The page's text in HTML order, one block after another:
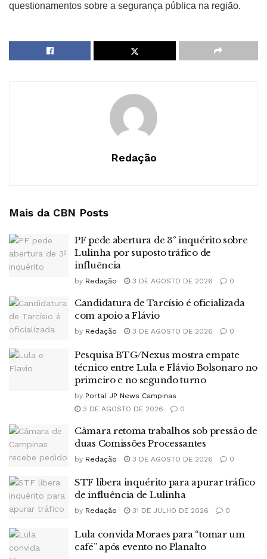
questionamentos sobre a segurança pública na região.
Redação
Mais da CBN Posts
PF pede abertura de 3º inquérito sobre
Lulinha por suposto tráfico de
influência
by Redação 3 DE AGOSTO DE 2026 0
Candidatura de Tarcísio é oficializada
com apoio a Flávio
by Redação 3 DE AGOSTO DE 2026 0
Pesquisa BTG/Nexus mostra empate
técnico entre Lula e Flávio Bolsonaro no
primeiro e no segundo turno
by Portal JP News Campinas
3 DE AGOSTO DE 2026
0
Câmara retoma trabalhos sob pressão de
duas Comissões Processantes
by Redação 3 DE AGOSTO DE 2026 0
STF libera inquérito para apurar tráfico
de influência de Lulinha
by Redação 31 DE JULHO DE 2026 0
Lula convida Moraes para “tomar um
café” após evento no Planalto